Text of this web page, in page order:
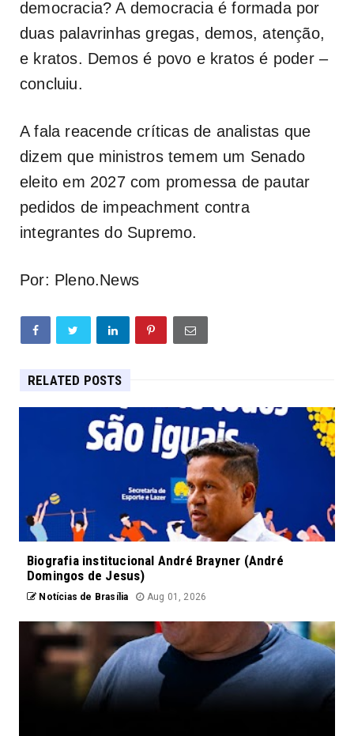
democracia? A democracia é formada por
duas palavrinhas gregas, demos, atenção,
e kratos. Demos é povo e kratos é poder –
concluiu.
A fala reacende críticas de analistas que
dizem que ministros temem um Senado
eleito em 2027 com promessa de pautar
pedidos de impeachment contra
integrantes do Supremo.
Por: Pleno.News
RELATED POSTS
Biografia institucional André Brayner (André
Domingos de Jesus)
Notícias de Brasília Aug 01, 2026